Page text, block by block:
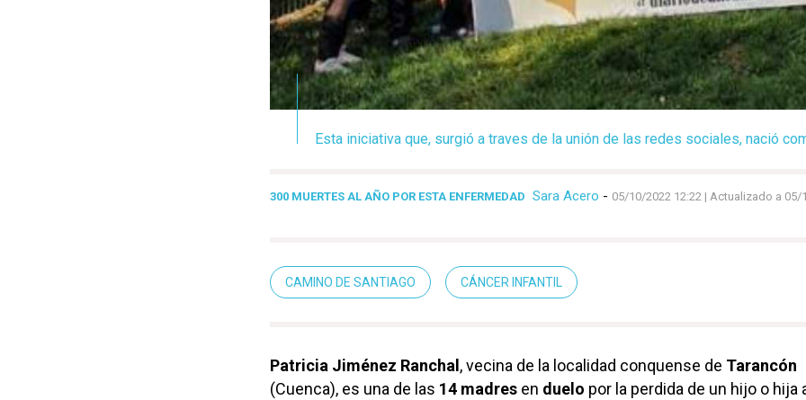
Esta iniciativa que, surgió a traves de la unión de las redes sociales, nació
300 MUERTES AL AÑO POR ESTA ENFERMEDAD Sara Acero - 05/10/2022 12:22 | Actualizado a 05/
CAMINO DE SANTIAGO CÁNCER INFANTIL
Patricia Jiménez Ranchal, vecina de la localidad conquense de Tarancón
(Cuenca), es una de las 14 madres en duelo por la perdida de un hijo o hija